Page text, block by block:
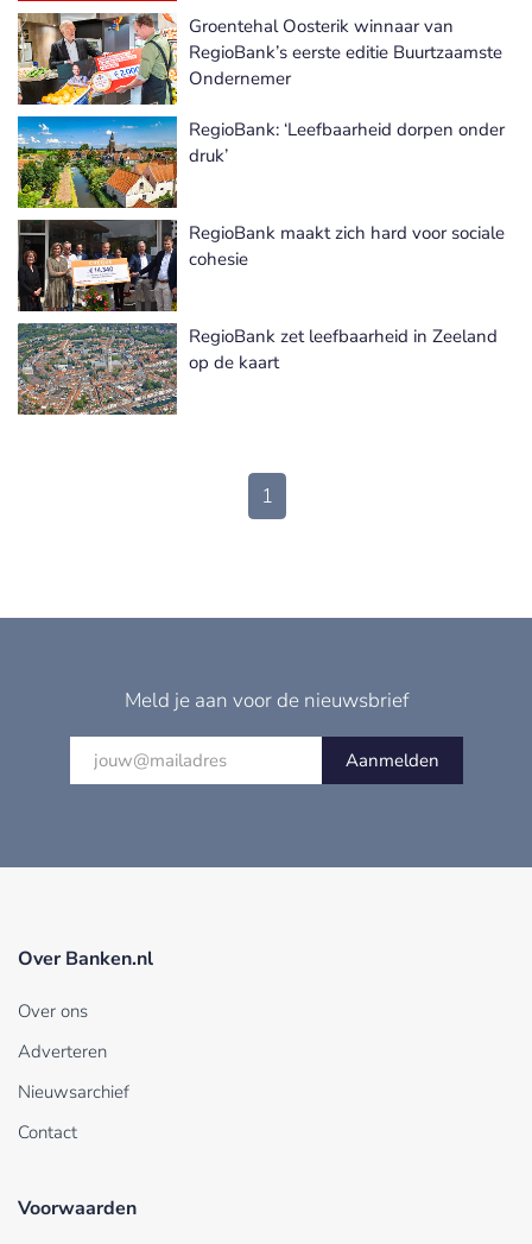
Groentehal Oosterik winnaar van
RegioBank’s eerste editie Buurtzaamste
Ondernemer
RegioBank: ‘Leefbaarheid dorpen onder
druk’
RegioBank maakt zich hard voor sociale
cohesie
RegioBank zet leefbaarheid in Zeeland
op de kaart
1
Meld je aan voor de nieuwsbrief
Aanmelden
Over Banken.nl
Over ons
Adverteren
Nieuwsarchief
Contact
Voorwaarden